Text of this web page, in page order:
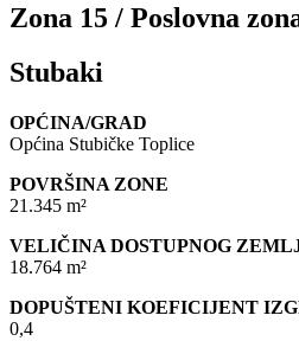
Zona 15 / Poslovna
Stubaki
OPĆINA/GRAD
Općina Stubičke Toplice
POVRŠINA ZONE
21.345 m²
VELIČINA DOSTUPNOG
18.764 m²
DOPUŠTENI KOEFICIJENT
0,4